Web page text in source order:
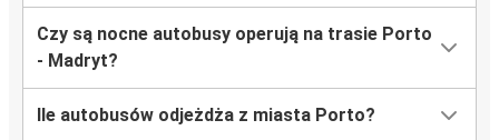
Czy są nocne autobusy operują na trasie Porto
- Madryt?
Ile autobusów odjeżdża z miasta Porto?